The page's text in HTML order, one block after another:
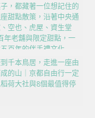
，都藏著一位想記住的
甜點散策，沿著中央通
空也、虎屋、資生堂
年老舖與限定甜點，一
百年的伴手禮文化
千本鳥居，走進一座由
的山｜京都自由行一定
荷大社與8個最值得停